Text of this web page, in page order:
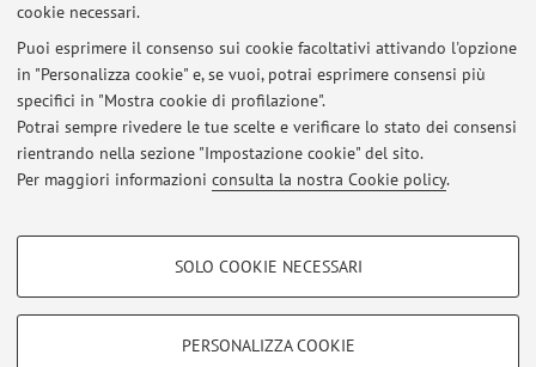
cookie necessari.
Puoi esprimere il consenso sui cookie facoltativi attivando l'opzione
in "Personalizza cookie" e, se vuoi, potrai esprimere consensi più
specifici in "Mostra cookie di profilazione".
Potrai sempre rivedere le tue scelte e verificare lo stato dei consensi
rientrando nella sezione "Impostazione cookie" del sito.
Per maggiori informazioni consulta la nostra Cookie policy.
COOKIE DI PROFILAZIONE - FACOLTATIVI
SOLO COOKIE NECESSARI
PERSONALIZZA COOKIE
Avviso per studenti in debito d'esame dei corsi di Statistica
Aziendale non più attivi
Pubblicato il: 20 settembre 2016
Modalità d'esame per i corsi di Statistica Aziendale disattivati
Pubblicato il: 26 giugno 2012
Area riservata
Accedi tramiteloginper gestire tutti i contenuti del sito.